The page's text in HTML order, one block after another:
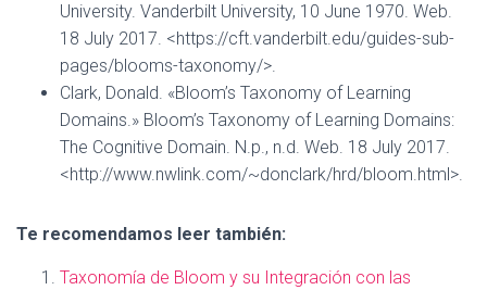
University. Vanderbilt University, 10 June 1970. Web.
18 July 2017. <https://cft.vanderbilt.edu/guides-sub-
pages/blooms-taxonomy/>.
Clark, Donald. «Bloom’s Taxonomy of Learning
Domains.» Bloom’s Taxonomy of Learning Domains:
The Cognitive Domain. N.p., n.d. Web. 18 July 2017.
<http://www.nwlink.com/~donclark/hrd/bloom.html>.
Te recomendamos leer también:
Taxonomía de Bloom y su Integración con las